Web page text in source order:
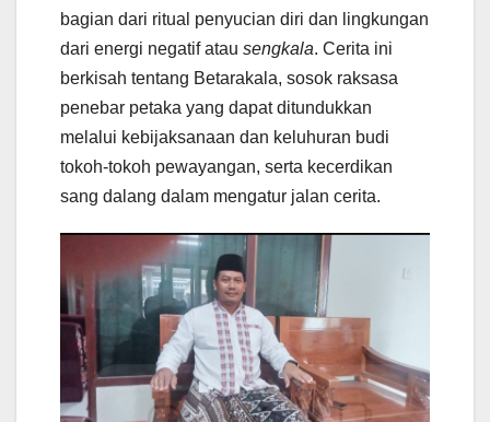
bagian dari ritual penyucian diri dan lingkungan
dari energi negatif atau sengkala. Cerita ini
berkisah tentang Betarakala, sosok raksasa
penebar petaka yang dapat ditundukkan
melalui kebijaksanaan dan keluhuran budi
tokoh-tokoh pewayangan, serta kecerdikan
sang dalang dalam mengatur jalan cerita.